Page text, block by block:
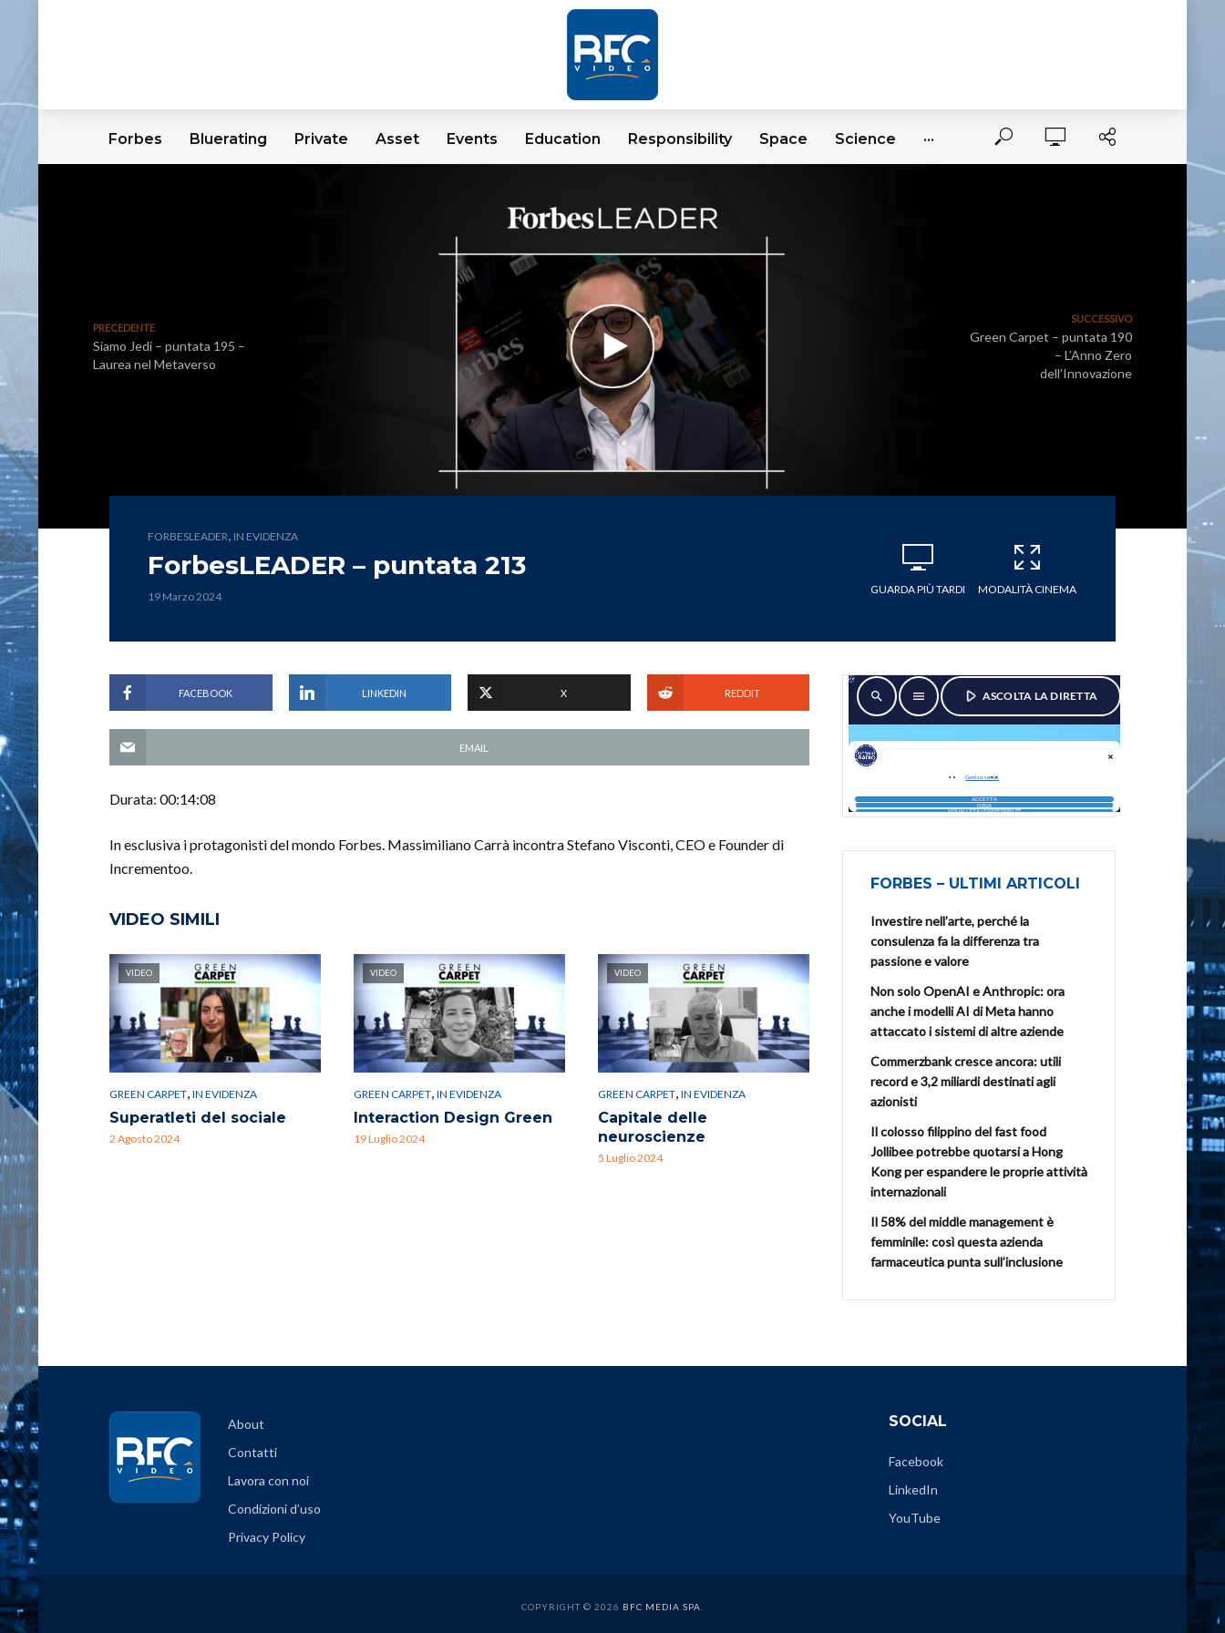
Forbes Bluerating Private Asset Events Education Responsibility Space Science ···
PRECEDENTE
Siamo Jedi – puntata 195 –
Laurea nel Metaverso
SUCCESSIVO
Green Carpet – puntata 190
– L’Anno Zero
dell’Innovazione
FORBESLEADER, IN EVIDENZA
ForbesLEADER – puntata 213
19 Marzo 2024
GUARDA PIÙ TARDI MODALITÀ CINEMA
FACEBOOK LINKEDIN X REDDIT
EMAIL
Durata: 00:14:08
In esclusiva i protagonisti del mondo Forbes. Massimiliano Carrà incontra Stefano Visconti, CEO e Founder di
Incrementoo.
VIDEO SIMILI
VIDEO
GREEN CARPET, IN EVIDENZA
Superatleti del sociale
2 Agosto 2024
VIDEO
GREEN CARPET, IN EVIDENZA
Interaction Design Green
19 Luglio 2024
VIDEO
GREEN CARPET, IN EVIDENZA
Capitale delle
neuroscienze
5 Luglio 2024
FORBES – ULTIMI ARTICOLI
Investire nell’arte, perché la
consulenza fa la differenza tra
passione e valore
Non solo OpenAI e Anthropic: ora
anche i modelli AI di Meta hanno
attaccato i sistemi di altre aziende
Commerzbank cresce ancora: utili
record e 3,2 miliardi destinati agli
azionisti
Il colosso filippino del fast food
Jollibee potrebbe quotarsi a Hong
Kong per espandere le proprie attività
internazionali
Il 58% del middle management è
femminile: così questa azienda
farmaceutica punta sull’inclusione
About
Contatti
Lavora con noi
Condizioni d’uso
Privacy Policy
SOCIAL
Facebook
LinkedIn
YouTube
COPYRIGHT © 2026 BFC MEDIA SPA